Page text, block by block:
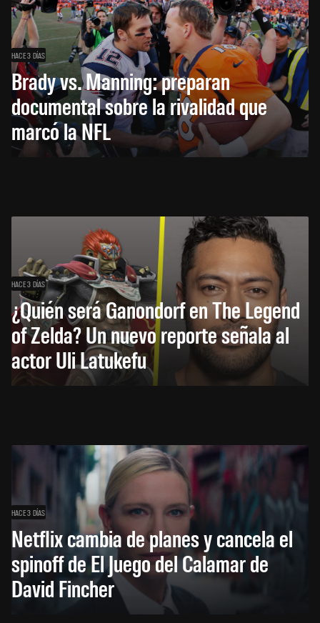
HACE 3 DÍAS
Brady vs. Manning: preparan
documental sobre la rivalidad que
marcó la NFL
HACE 3 DÍAS
¿Quién será Ganondorf en The Legend
of Zelda? Un nuevo reporte señala al
actor Uli Latukefu
HACE 3 DÍAS
Netflix cambia de planes y cancela el
spinoff de El Juego del Calamar de
David Fincher